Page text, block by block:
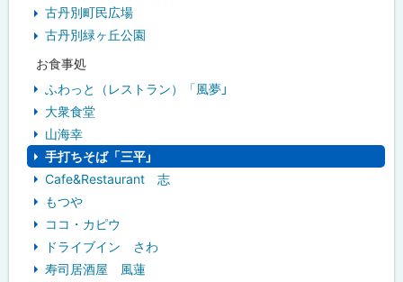
古丹別町民広場
古丹別緑ヶ丘公園
お食事処
ふわっと（レストラン）「風夢」
大衆食堂
山海幸
手打ちそば「三平」
Cafe&Restaurant 志
もつや
ココ・カピウ
ドライブイン さわ
寿司居酒屋 風蓮